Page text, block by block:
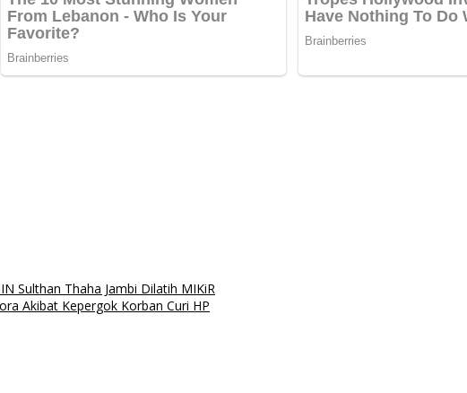
Sulthan Thaha Jambi Dilatih MIKiR
Akibat Kepergok Korban Curi HP